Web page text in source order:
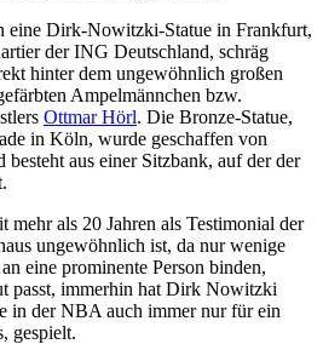
eine Dirk-Nowitzki-Statue in Frankfurt,
der ING Deutschland, schräg
hinter dem ungewöhnlich großen
Ampelmännchen bzw.
Ottmar Hörl. Die Bronze-Statue,
in Köln, wurde geschaffen von
aus einer Sitzbank, auf der der
als 20 Jahren als Testimonial der
ungewöhnlich ist, da nur wenige
eine prominente Person binden,
passt, immerhin hat Dirk Nowitzki
in der NBA auch immer nur für ein
gespielt.